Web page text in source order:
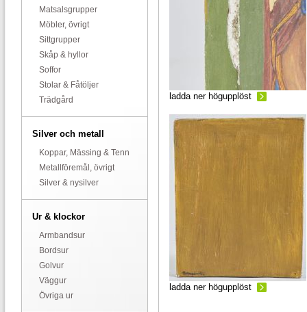
Matsalsgrupper
Möbler, övrigt
Sittgrupper
Skåp & hyllor
Soffor
Stolar & Fåtöljer
Trädgård
Silver och metall
Koppar, Mässing & Tenn
Metallföremål, övrigt
Silver & nysilver
Ur & klockor
Armbandsur
Bordsur
Golvur
Väggur
Övriga ur
ladda ner högupplöst
ladda ner högupplöst